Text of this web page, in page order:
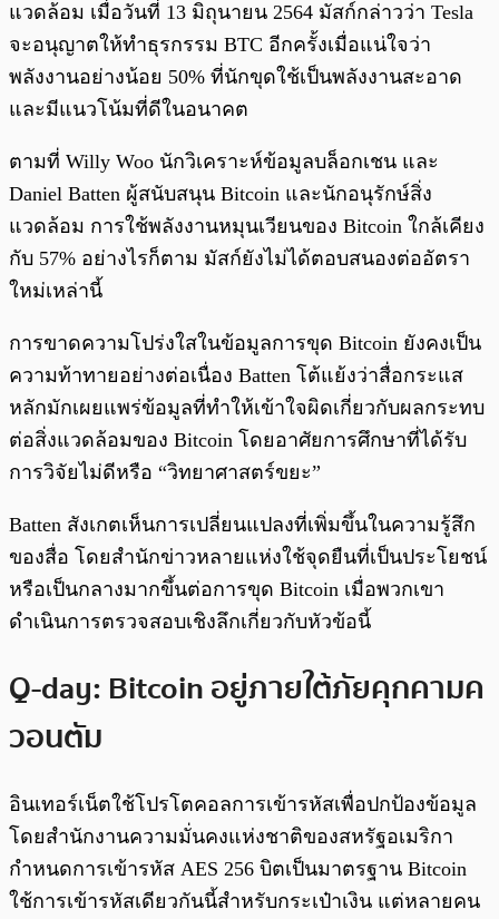
แวดล้อม เมื่อวันที่ 13 มิถุนายน 2564 มัสก์กล่าวว่า Tesla
จะอนุญาตให้ทำธุรกรรม BTC อีกครั้งเมื่อแน่ใจว่า
พลังงานอย่างน้อย 50% ที่นักขุดใช้เป็นพลังงานสะอาด
และมีแนวโน้มที่ดีในอนาคต
ตามที่ Willy Woo นักวิเคราะห์ข้อมูลบล็อกเชน และ
Daniel Batten ผู้สนับสนุน Bitcoin และนักอนุรักษ์สิ่ง
แวดล้อม การใช้พลังงานหมุนเวียนของ Bitcoin ใกล้เคียง
กับ 57% อย่างไรก็ตาม มัสก์ยังไม่ได้ตอบสนองต่ออัตรา
ใหม่เหล่านี้
การขาดความโปร่งใสในข้อมูลการขุด Bitcoin ยังคงเป็น
ความท้าทายอย่างต่อเนื่อง Batten โต้แย้งว่าสื่อกระแส
หลักมักเผยแพร่ข้อมูลที่ทำให้เข้าใจผิดเกี่ยวกับผลกระทบ
ต่อสิ่งแวดล้อมของ Bitcoin โดยอาศัยการศึกษาที่ได้รับ
การวิจัยไม่ดีหรือ “วิทยาศาสตร์ขยะ”
Batten สังเกตเห็นการเปลี่ยนแปลงที่เพิ่มขึ้นในความรู้สึก
ของสื่อ โดยสำนักข่าวหลายแห่งใช้จุดยืนที่เป็นประโยชน์
หรือเป็นกลางมากขึ้นต่อการขุด Bitcoin เมื่อพวกเขา
ดำเนินการตรวจสอบเชิงลึกเกี่ยวกับหัวข้อนี้
Q-day: Bitcoin อยู่ภายใต้ภัยคุกคามค
วอนตัม
อินเทอร์เน็ตใช้โปรโตคอลการเข้ารหัสเพื่อปกป้องข้อมูล
โดยสำนักงานความมั่นคงแห่งชาติของสหรัฐอเมริกา
กำหนดการเข้ารหัส AES 256 บิตเป็นมาตรฐาน Bitcoin
ใช้การเข้ารหัสเดียวกันนี้สำหรับกระเป๋าเงิน แต่หลายคน